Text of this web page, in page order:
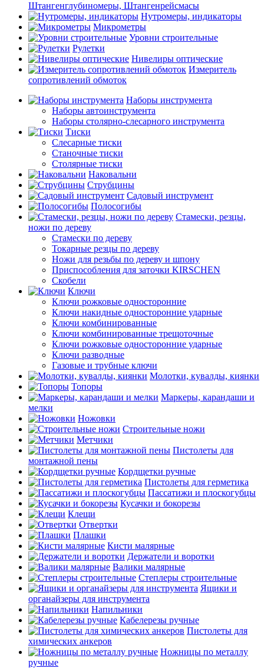
Штангенглубиномеры, Штангенрейсмасы
Нутромеры, индикаторы
Микрометры
Уровни строительные
Рулетки
Нивелиры оптические
Измеритель
сопротивлений обмоток
Наборы инструмента
Наборы автоинструмента
Наборы столярно-слесарного инструмента
Тиски
Слесарные тиски
Станочные тиски
Столярные тиски
Наковальни
Струбцины
Садовый инструмент
Полосогибы
Стамески, резцы,
ножи по дереву
Стамески по дереву
Токарные резцы по дереву
Ножи для резьбы по дереву и шпону
Приспособления для заточки KIRSCHEN
Скобели
Ключи
Ключи рожковые односторонние
Ключи накидные односторонние ударные
Ключи комбинированные
Ключи комбинированные трещоточные
Ключи рожковые односторонние ударные
Ключи разводные
Газовые и трубные ключи
Молотки, кувалды, киянки
Топоры
Маркеры, карандаши и
мелки
Ножовки
Строительные ножи
Метчики
Пистолеты для
монтажной пены
Кордщетки ручные
Пистолеты для герметика
Пассатижи и плоскогубцы
Кусачки и бокорезы
Клещи
Отвертки
Плашки
Кисти малярные
Держатели и воротки
Валики малярные
Степлеры строительные
Ящики и
органайзеры для инструмента
Напильники
Кабелерезы ручные
Пистолеты для
химических анкеров
Ножницы по металлу
ручные